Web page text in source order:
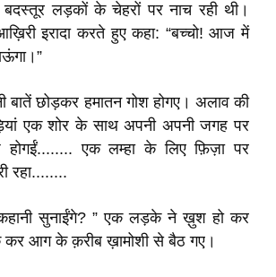
बदस्तूर लड़कों के चेहरों पर नाच रही थी।
इरादा करते हुए कहा: “बच्चो! आज में
छोड़कर हमातन गोश होगए। अलाव की
एक शोर के साथ अपनी अपनी जगह पर
एक लम्हा के लिए फ़िज़ा पर
रहा........
कहानी सुनाईंगे? ” एक लड़के ने ख़ुश हो कर
कर आग के क़रीब ख़ामोशी से बैठ गए।